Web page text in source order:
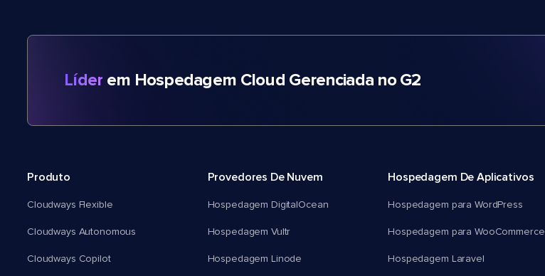
Líder em Hospedagem Cloud Gerenciada no G2
Produto
Cloudways Flexible
Cloudways Autonomous
Cloudways Copilot
Provedores De Nuvem
Hospedagem DigitalOcean
Hospedagem Vultr
Hospedagem Linode
Hospedagem De Aplicativos
Hospedagem para WordPress
Hospedagem para WooCommerce
Hospedagem Laravel